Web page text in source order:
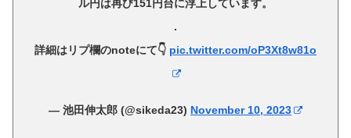
ル円は再び151円台に浮上しています。
.
詳細はリプ欄のnoteにて👇 pic.twitter.com/oP3Xt8w81o
— 池田伸太郎 (@sikeda23) November 10, 2023